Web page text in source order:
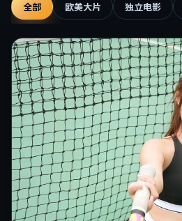
全部 欧美大片 独立电影